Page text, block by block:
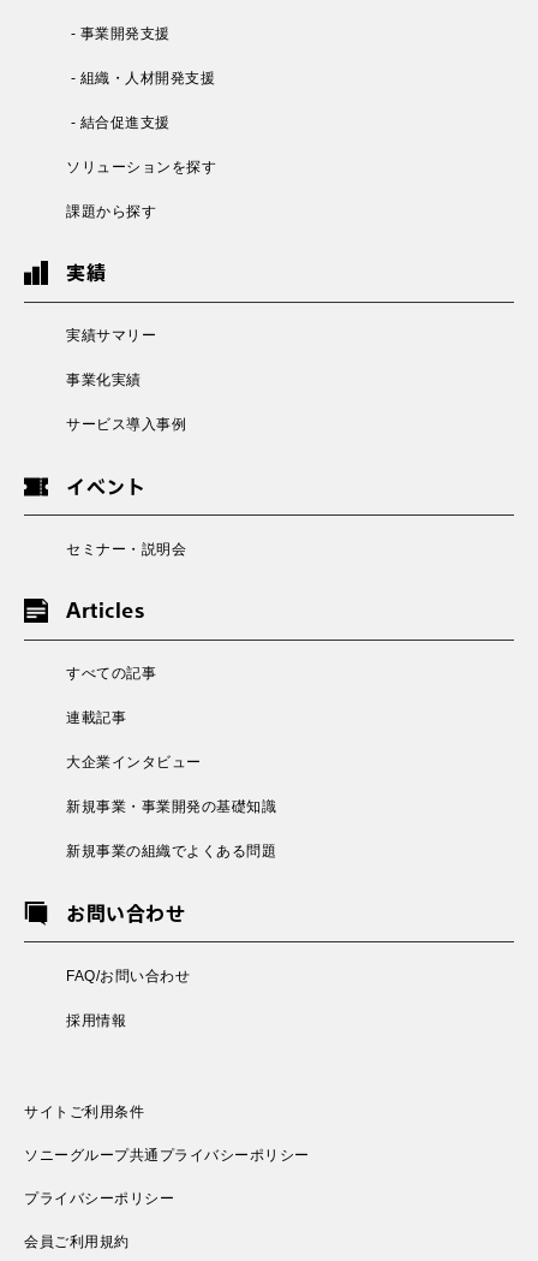
- 事業開発支援
- 組織・人材開発支援
- 結合促進支援
ソリューションを探す
課題から探す
実績
実績サマリー
事業化実績
サービス導入事例
イベント
セミナー・説明会
Articles
すべての記事
連載記事
大企業インタビュー
新規事業・事業開発の基礎知識
新規事業の組織でよくある問題
お問い合わせ
FAQ/お問い合わせ
採用情報
サイトご利用条件
ソニーグループ共通プライバシーポリシー
プライバシーポリシー
会員ご利用規約